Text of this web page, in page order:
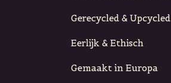
Gerecycled & Upcycled
Eerlijk & Ethisch
Gemaakt in Europa